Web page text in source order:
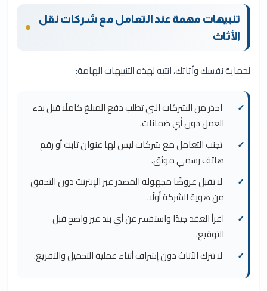
تنبيهات مهمة عند التعامل مع شركات نقل
الأثاث
لحماية نفسك وأثاثك، انتبه لهذه التنبيهات الهامة:
احذر من الشركات التي تطلب دفع المبلغ كاملًا قبل بدء
العمل دون أي ضمانات.
تجنب التعامل مع شركات ليس لها عنوان ثابت أو رقم
هاتف رسمي موثق.
لا تقبل عروضًا مجهولة المصدر عبر الإنترنت دون التحقق
من هوية الشركة أولًا.
اقرأ العقد جيدًا واستفسر عن أي بند غير واضح قبل
التوقيع.
لا تترك الأثاث دون إشراف أثناء عملية التحميل والتفريغ.